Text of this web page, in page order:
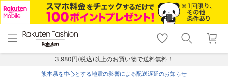
menu home
トップ
shopping_cart lock_outline
ログイン
3,980円(税込)以上のお買い物で送料無料！
熊本県を中心とする地震の影響による配送遅延のお知らせ